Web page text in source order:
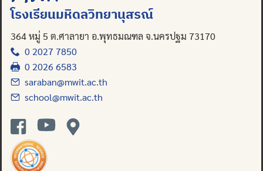
for:
โรงเรียนมหิดลวิทยานุสรณ์
364 หมู่ 5 ต.ศาลายา อ.พุทธมณฑล จ.นครปฐม 73170
0 2027 7850
0 2026 6583
saraban@mwit.ac.th
school@mwit.ac.th